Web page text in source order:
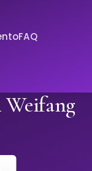
FAQ
Weifang